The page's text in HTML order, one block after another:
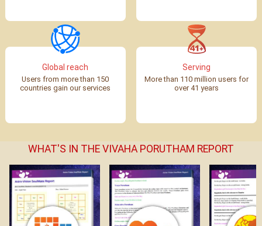
Global reach
Users from more than 150
countries gain our services
Serving
More than 110 million users for
over 41 years
WHAT'S IN THE VIVAHA PORUTHAM REPORT